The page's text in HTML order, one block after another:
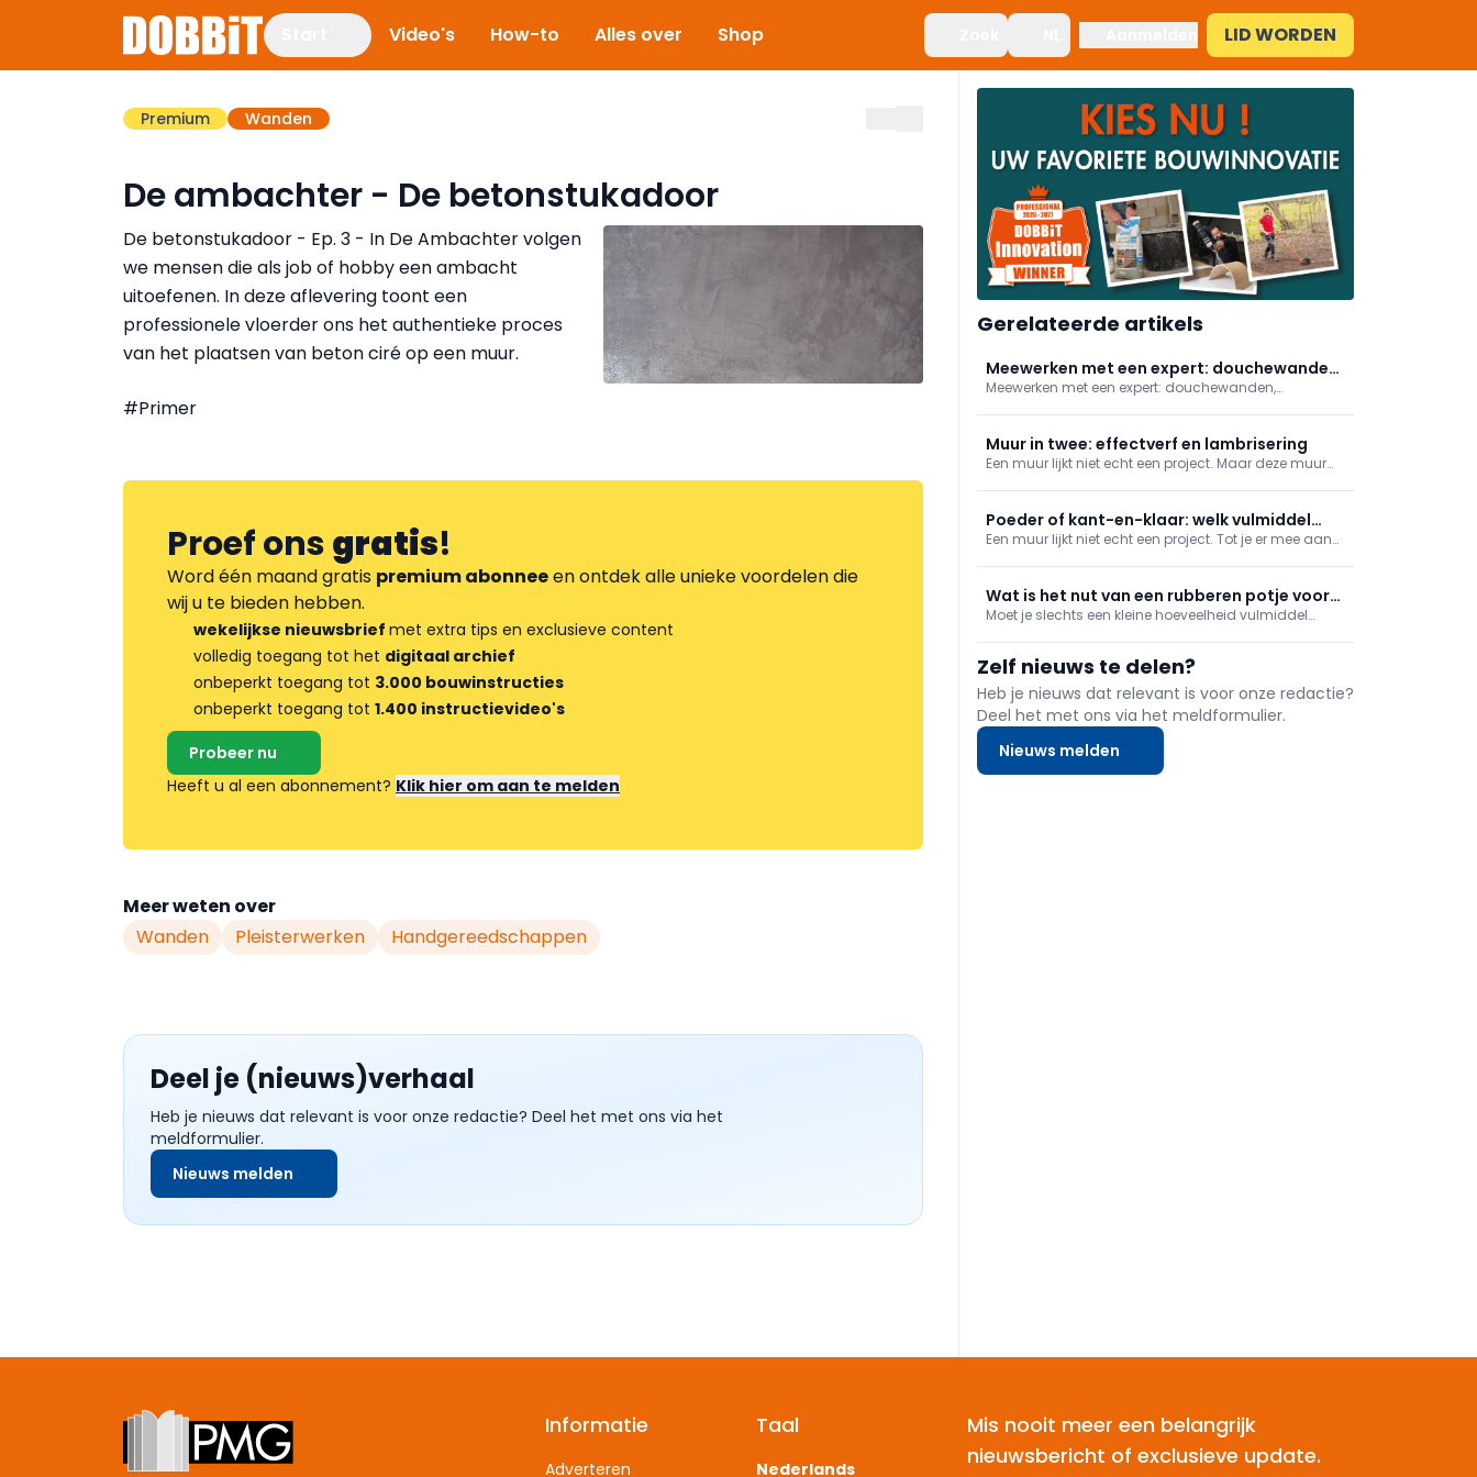
Video's How-to Alles over Shop LID WORDEN
Premium Wanden
De ambachter - De betonstukadoor
De betonstukadoor - Ep. 3 - In De Ambachter volgen
we mensen die als job of hobby een ambacht
uitoefenen. In deze aflevering toont een
professionele vloerder ons het authentieke proces
van het plaatsen van beton ciré op een muur.
#Primer
Proef onsgratis!
Word één maand gratis premium abonneeen ontdek alle unieke voordelen die
wij u te bieden hebben.
wekelijkse nieuwsbrief met extra tips en exclusieve content
volledig toegang tot het digitaal archief
onbeperkt toegang tot 3.000 bouwinstructies
onbeperkt toegang tot 1.400 instructievideo's
Probeer nu
Heeft u al een abonnement? Klik hier om aan te melden
Meer weten over
Wanden
Pleisterwerken Handgereedschappen
Deel je (nieuws)verhaal
Heb je nieuws dat relevant is voor onze redactie? Deel het met ons via het
meldformulier.
Nieuws melden
Gerelateerde artikels
Meewerken met een expert: douchewanden,
bouwdrogers, gevelisolatie en asbest
herkennen
Meewerken met een expert: douchewanden,
Muur in twee: effectverf en lambrisering
Een muur lijkt niet echt een project. Maar deze muur
Poeder of kant-en-klaar: welk vulmiddel
kies je wanneer?
Een muur lijkt niet echt een project. Tot je er mee aan
klaar vulmiddel of een vulmiddel in poedervorm? We
doen de test.
Wat is het nut van een rubberen potje voor
vulmiddel?
Moet je slechts een kleine hoeveelheid vulmiddel
kuiswerk achteraf: gebruik een flexibel rubberen potje.
Zelf nieuws te delen?
Heb je nieuws dat relevant is voor onze redactie?
Deel het met ons via het meldformulier.
Nieuws melden
Informatie
Adverteren
Taal
Nederlands
Mis nooit meer een belangrijk
nieuwsbericht of exclusieve update.